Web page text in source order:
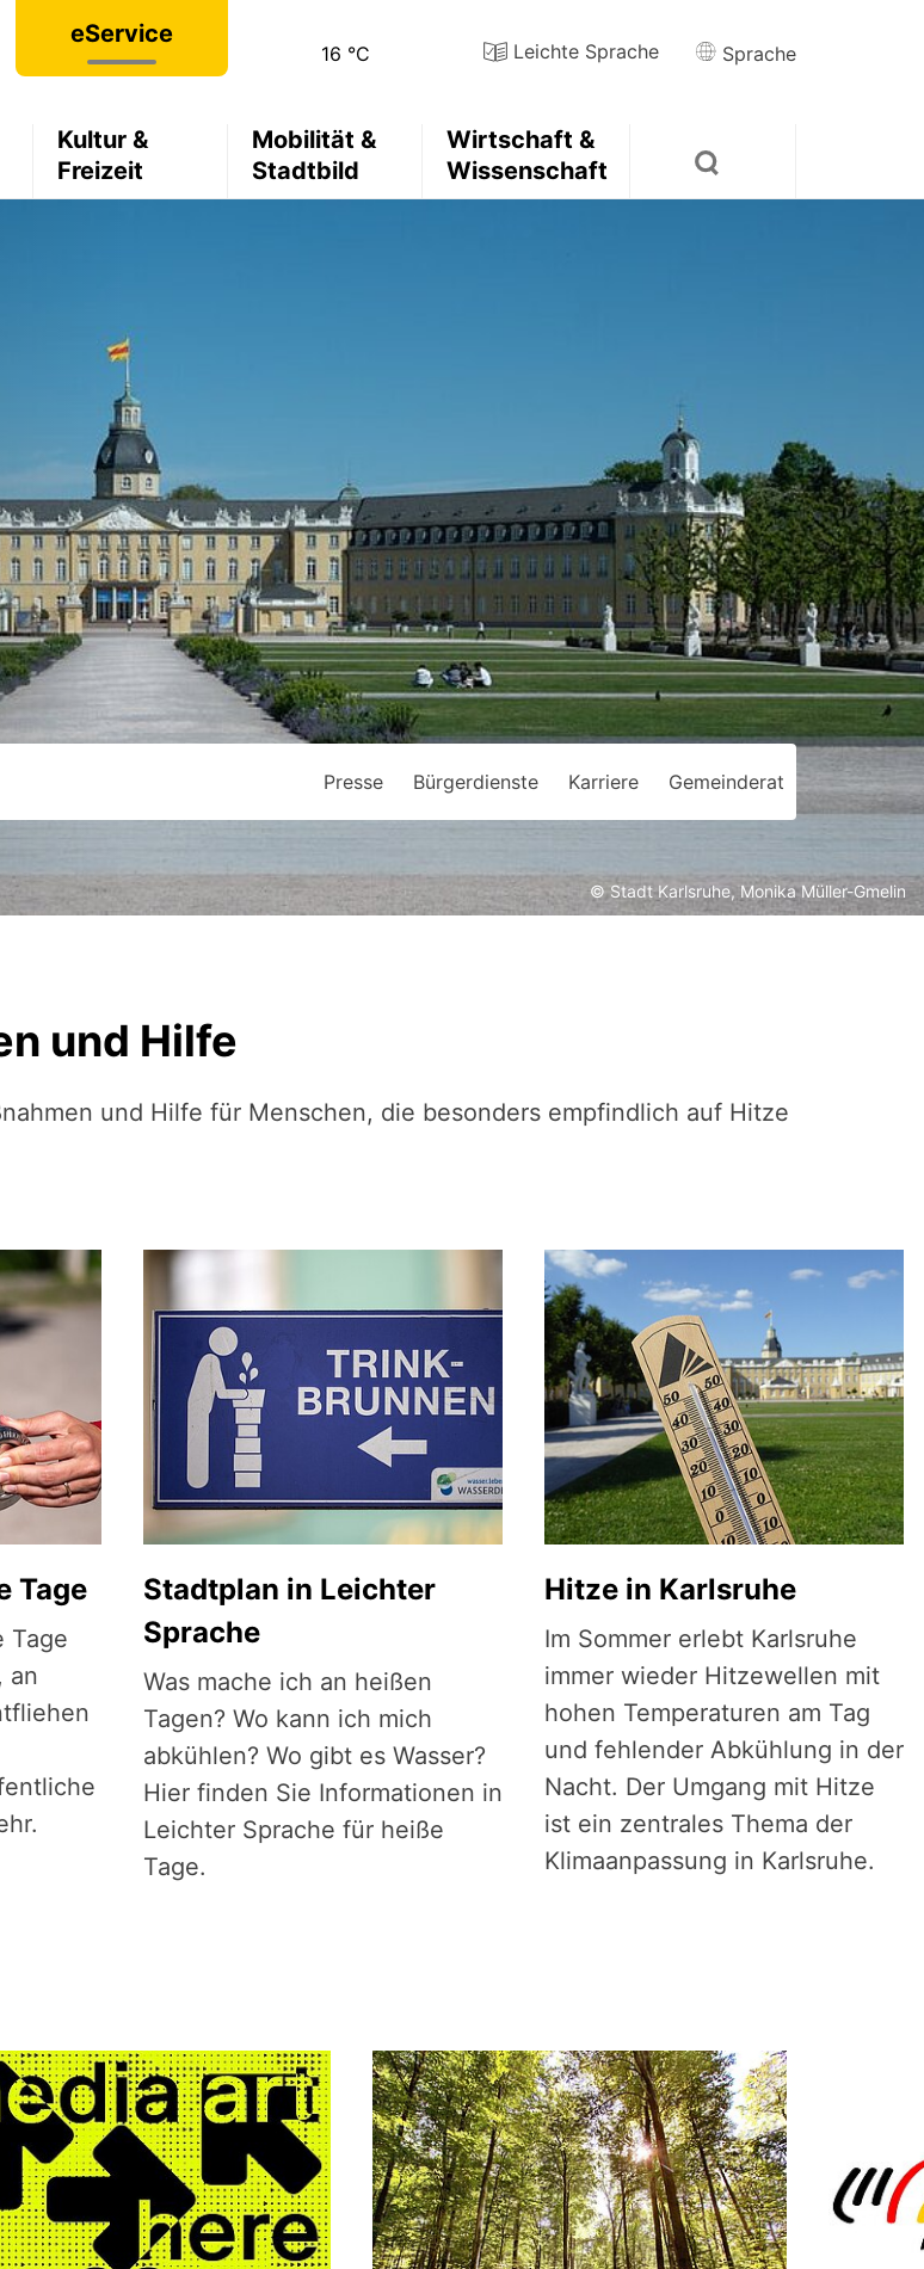
eService
16 °C Leichte Sprache Sprache
Kultur &
Freizeit
Mobilität &
Stadtbild
Wirtschaft &
Wissenschaft
Presse Bürgerdienste Karriere Gemeinderat
© Stadt Karlsruhe, Monika Müller-Gmelin
und Hilfe
und Hilfe für Menschen, die besonders empfindlich auf Hitze
Tage
Tage
an
Stadtplan in Leichter
Sprache
Was mache ich an heißen
Tagen? Wo kann ich mich
abkühlen? Wo gibt es Wasser?
Hier finden Sie Informationen in
Leichter Sprache für heiße
Tage.
Hitze in Karlsruhe
Im Sommer erlebt Karlsruhe
immer wieder Hitzewellen mit
hohen Temperaturen am Tag
und fehlender Abkühlung in der
Nacht. Der Umgang mit Hitze
ist ein zentrales Thema der
Klimaanpassung in Karlsruhe.